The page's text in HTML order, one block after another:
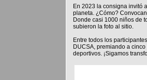
En 2023 la consigna invitó
planeta. ¿Cómo?
Donde casi 1000 niños de
subieron la foto al sitio.
Entre todos los
DUCSA, premiando a
deportivos. ¡Sigamos